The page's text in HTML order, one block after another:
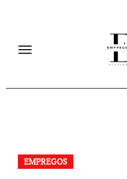
EMPREGOS